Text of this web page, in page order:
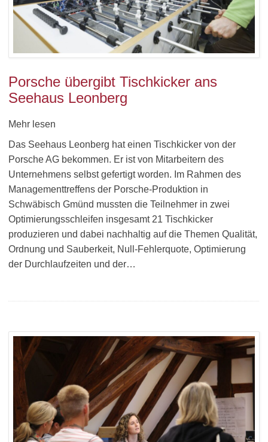
Porsche übergibt Tischkicker ans
Seehaus Leonberg
Mehr lesen
Das Seehaus Leonberg hat einen Tischkicker von der
Porsche AG bekommen. Er ist von Mitarbeitern des
Unternehmens selbst gefertigt worden. Im Rahmen des
Managementtreffens der Porsche-Produktion in
Schwäbisch Gmünd mussten die Teilnehmer in zwei
Optimierungsschleifen insgesamt 21 Tischkicker
produzieren und dabei nachhaltig auf die Themen Qualität,
Ordnung und Sauberkeit, Null-Fehlerquote, Optimierung
der Durchlaufzeiten und der…